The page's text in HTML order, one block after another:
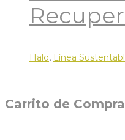
Halo, Línea
Carrito de Compra